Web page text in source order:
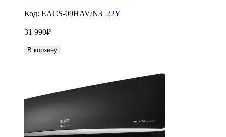
Код: EACS-09HAV/N3_22Y
31 990₽
В корзину